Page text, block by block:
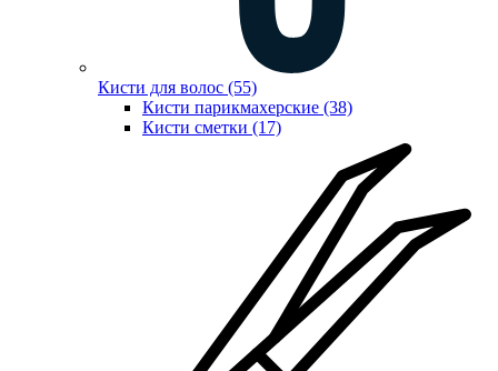
Кисти для волос (55)
Кисти парикмахерские (38)
Кисти сметки (17)